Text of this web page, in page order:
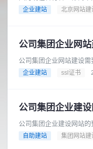
“做网站的公司”这个概
企业建站 北京网站建
公司集团企业网站建设需
标在建设网站之前，公
企业建站 ssl证书
公司集团企业建设网站的
算范围：基础型网站预
自助建站 集团网站建